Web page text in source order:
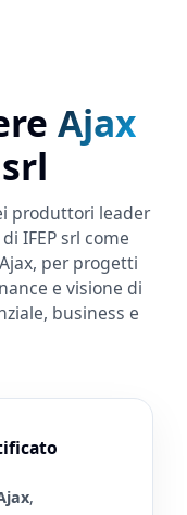
Ajax
produttori leader
IFEP srl come
per progetti
e visione di
business e
,